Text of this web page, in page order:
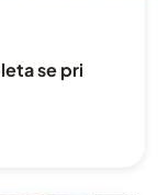
se pri